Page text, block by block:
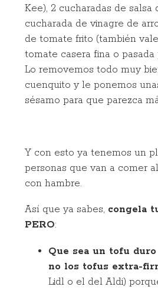
Kee), 2 cucharadas de salsa
cucharada de vinagre de
de tomate frito (también
tomate casera fina o
Lo removemos todo muy
cuenquito y le ponemos
sésamo para que parezca
Y con esto ya tenemos un
personas que van a comer
con hambre.
Así que ya sabes, congela
PERO:
Que sea un tofu
no los tofus extra-
Lidl o el del Aldi)